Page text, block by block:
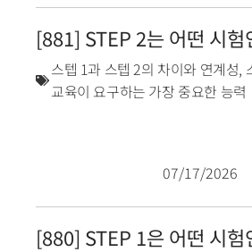
[881] STEP 2는 어떤 시험
스텝 1과 스텝 2의 차이와 연계성,
교육이 요구하는 가장 중요한 능력
07/17/2026
[880] STEP 1은 어떤 시험